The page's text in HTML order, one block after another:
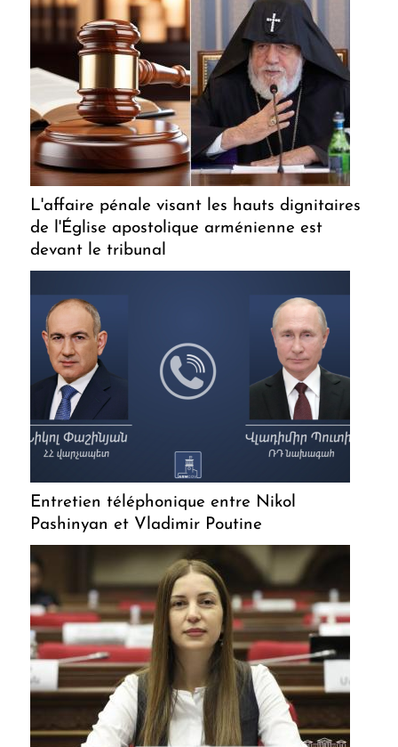
L'affaire pénale visant les hauts dignitaires
de l'Église apostolique arménienne est
devant le tribunal
Entretien téléphonique entre Nikol
Pashinyan et Vladimir Poutine